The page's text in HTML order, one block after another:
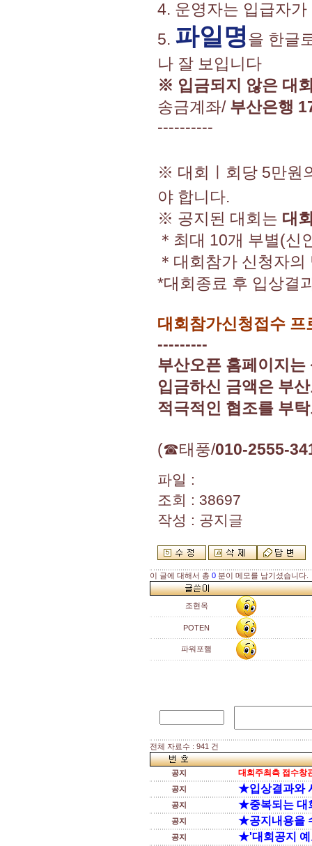
4. 운영자는 입급자
5. 파일명을 한글
나 잘 보입니다
※ 입금되지 않은 대
송금계좌/ 부산은행
----------
※ 대회ㅣ회당 5만원
야 합니다.
※ 공지된 대회는 대
＊최대 10개 부별(신
＊대회참가 신청자
*대회종료 후 입상결
대회참가신청접수
---------
부산오픈 홈페이지
입금하신 금액은 부
적극적인 협조를 부
(☎태풍/010-2555-
파일 :
조회 : 38697
작성 : 공지글
이 글에 대해서 총 0 분이 메모를 남기셨습니다.
조현옥
POTEN
파워포햄
전체 자료수 : 941 건
공지 대회주최측 접수창
공지 ★입상결과와
공지 ★중복되는 대
공지 ★공지내용을
공지 ★'대회공지 예